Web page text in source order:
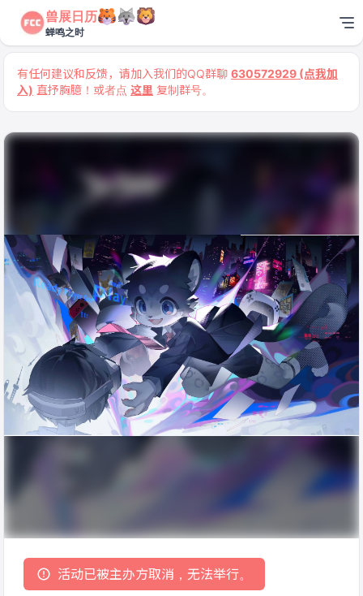
兽展日历
蝉鸣之时
有任何建议和反馈，请加入我们的QQ群聊 630572929 (点我加
入) 直抒胸臆！或者点 这里 复制群号。
活动已被主办方取消，无法举行。